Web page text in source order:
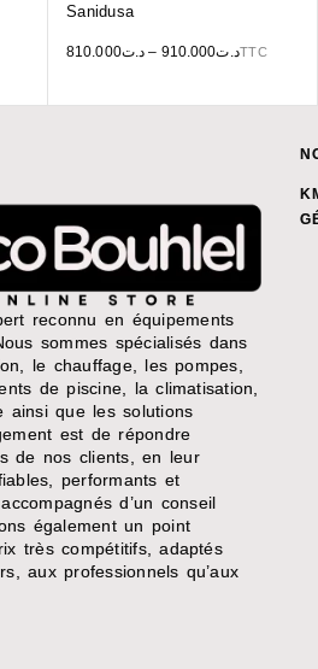
Sanidusa
د.ت810.000 – د.ت910.000 TTC
reconnu en équipements
sommes spécialisés dans
le chauffage, les pompes,
de piscine, la climatisation,
ainsi que les solutions
est de répondre
de nos clients, en leur
performants et
d’un conseil
également un point
très compétitifs, adaptés
aux professionnels qu’aux